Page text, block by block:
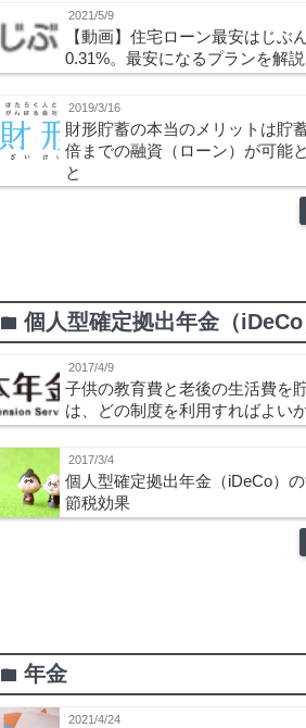
2021/5/9
【動画】住宅ローン最安はじぶ
0.31%。最安になるプランを解説
2019/3/16
財形貯蓄の本当のメリットは貯
倍までの融資（ローン）が可能
と
folder 個人型確定拠出年金（iDeCo
2017/4/9
子供の教育費と老後の生活費を
は、どの制度を利用すればよい
2017/3/4
個人型確定拠出年金（iDeCo）
節税効果
folder 年金
2021/4/24